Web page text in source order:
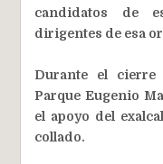
candidatos de
dirigentes de esa
Durante el cierre
Parque Eugenio
el apoyo del
collado.